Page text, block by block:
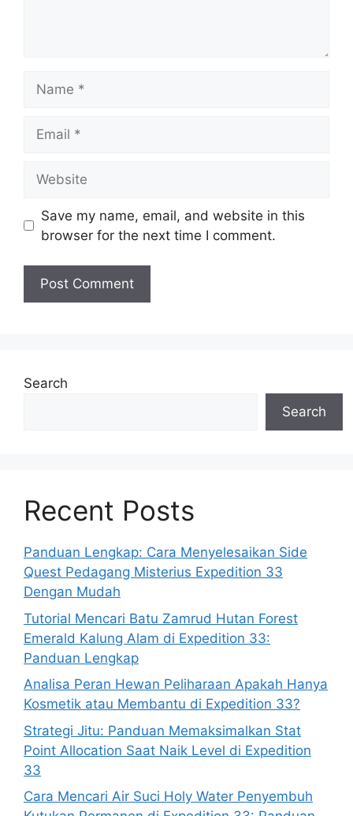
Save my name, email, and website in this
browser for the next time I comment.
Search
Search
Recent Posts
Panduan Lengkap: Cara Menyelesaikan Side
Quest Pedagang Misterius Expedition 33
Dengan Mudah
Tutorial Mencari Batu Zamrud Hutan Forest
Emerald Kalung Alam di Expedition 33:
Panduan Lengkap
Analisa Peran Hewan Peliharaan Apakah Hanya
Kosmetik atau Membantu di Expedition 33?
Strategi Jitu: Panduan Memaksimalkan Stat
Point Allocation Saat Naik Level di Expedition
33
Cara Mencari Air Suci Holy Water Penyembuh